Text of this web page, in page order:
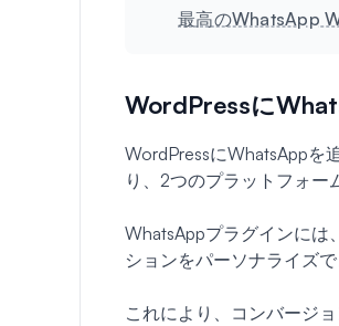
最高のWhatsApp
WordPressに
WordPressにWhatsAppを
り、2つのプラットフォー
WhatsAppプラグインには
ションをパーソナライズで
これにより、コンバージ